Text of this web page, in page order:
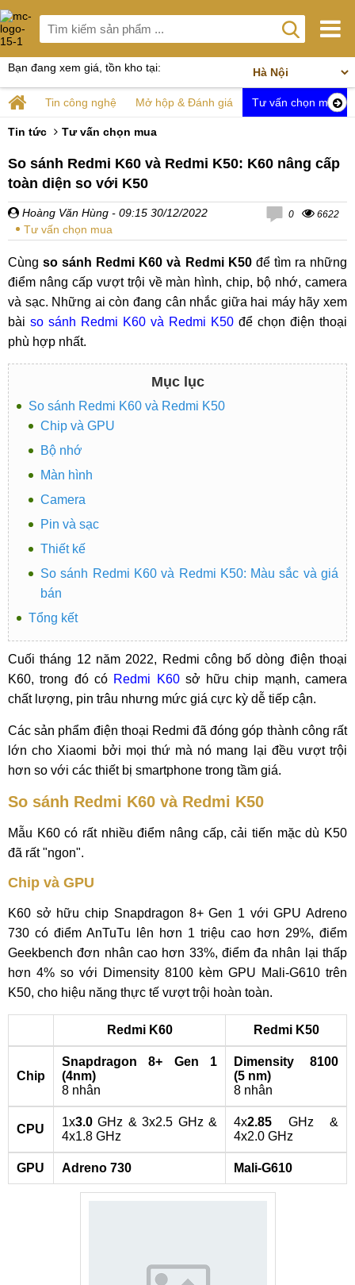
Bạn đang xem giá, tồn kho tại:
Tin công nghệ Mở hộp & Đánh giá Tư vấn chọn mua
Tin tức Tư vấn chọn mua
So sánh Redmi K60 và Redmi K50: K60 nâng cấp
toàn diện so với K50
Hoàng Văn Hùng - 09:15 30/12/2022
Tư vấn chọn mua
0 6622
Cùngso sánh Redmi K60 và Redmi K50để tìm ra những
điểm nâng cấp vượt trội về màn hình, chip, bộ nhớ, camera
và sạc. Những ai còn đang cân nhắc giữa hai máy hãy xem
bài so sánh Redmi K60 và Redmi K50 để chọn điện thoại
phù hợp nhất.
Mục lục
So sánh Redmi K60 và Redmi K50
Chip và GPU
Bộ nhớ
Màn hình
Camera
Pin và sạc
Thiết kế
So sánh Redmi K60 và Redmi K50: Màu sắc và giá
bán
Tổng kết
Cuối tháng 12 năm 2022, Redmi công bố dòng điện thoại
K60, trong đó có Redmi K60sở hữu chip mạnh, camera
chất lượng, pin trâu nhưng mức giá cực kỳ dễ tiếp cận.
Các sản phẩm điện thoại Redmi đã đóng góp thành công rất
lớn cho Xiaomi bởi mọi thứ mà nó mang lại đều vượt trội
hơn so với các thiết bị smartphone trong tầm giá.
So sánh Redmi K60 và Redmi K50
Mẫu K60 có rất nhiều điểm nâng cấp, cải tiến mặc dù K50
đã rất "ngon".
Chip và GPU
K60 sở hữu chip Snapdragon 8+ Gen 1 với GPU Adreno
730 có điểm AnTuTu lên hơn 1 triệu cao hơn 29%, điểm
Geekbench đơn nhân cao hơn 33%, điểm đa nhân lại thấp
hơn 4% so với Dimensity 8100 kèm GPU Mali-G610 trên
K50, cho hiệu năng thực tế vượt trội hoàn toàn.
Redmi K60 Redmi K50
Chip
Snapdragon 8+ Gen 1
(4nm)
8 nhân
Dimensity 8100
(5 nm)
8 nhân
CPU
1x3.0 GHz & 3x2.5 GHz &
4x1.8 GHz
4x2.85 GHz &
4x2.0 GHz
GPU Adreno 730 Mali-G610